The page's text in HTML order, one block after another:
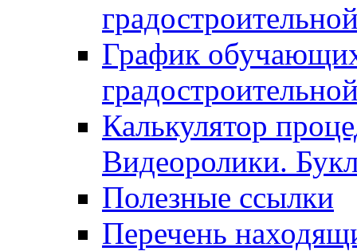
График
Калькулятор
Видеоролики.
Полезные ссылки
Перечень